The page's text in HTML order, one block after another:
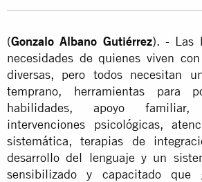
(Gonzalo Albano Gutiérrez). - Las
necesidades de quienes viven
diversas, pero todos necesitan
temprano, herramientas para
habilidades, apoyo
intervenciones psicológicas,
sistemática, terapias de
desarrollo del lenguaje y un
sensibilizado y capacitado que